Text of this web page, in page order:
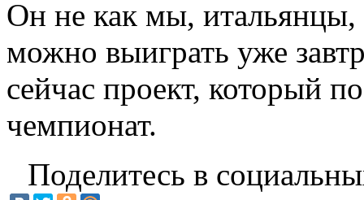
Он не как мы, итальянцы,
можно выиграть уже
сейчас проект, который
чемпионат.
Поделитесь в